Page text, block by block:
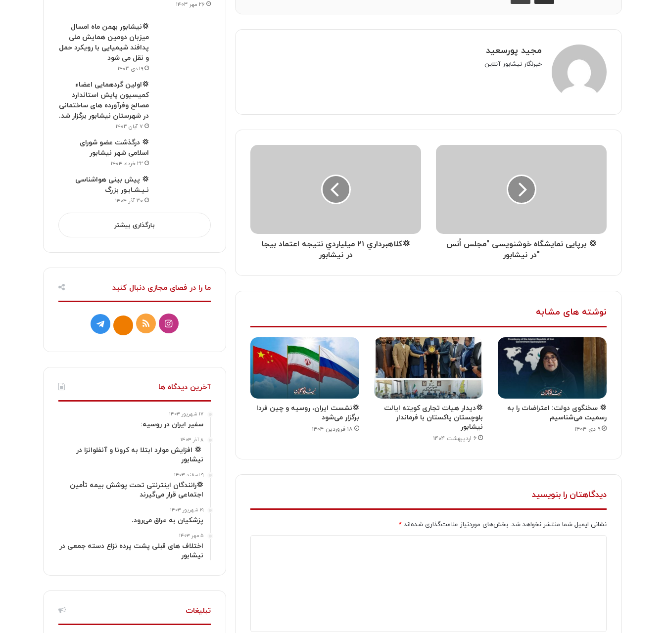
مجید پورسعید
خبرنگار نیشابور آنلاین
💢 برپایی نمایشگاه خوشنویسی "مجلس اُنس
"در نیشابور
💢كلاهبرداري ۲۱ ميلياردي نتيجه اعتماد بیجا
در نیشابور
نوشته های مشابه
💢 سخنگوی دولت: اعتراضات را به
رسمیت می‌شناسیم
۹ دی ۱۴۰۴
💢دیدار هیات تجاری کویته ایالت
بلوچستان پاکستان با فرماندار
نیشابور
۶ اردیبهشت ۱۴۰۴
💢نشست ایران، روسیه و چین فردا
برگزار می‌شود
۱۸ فروردین ۱۴۰۴
دیدگاهتان را بنویسید
نشانی ایمیل شما منتشر نخواهد شد. بخش‌های موردنیاز علامت‌گذاری شده‌اند *
۲۶ مهر ۱۴۰۳
💢نیشابور بهمن ماه امسال
میزبان دومین همایش ملی
پدافند شیمیایی با رویکرد حمل
و نقل می شود
۱۹ دی ۱۴۰۳
💢اولین گردهمایی اعضاء
کميسیون پایش استاندارد
مصالح وفرآورده های ساختمانی
در شهرستان نیشابور برگزار شد.
۷ آبان ۱۴۰۳
💢 درگذشت عضو شورای
اسلامی شهر نیشابور
۲۲ خرداد ۱۴۰۴
💢 پیش بینی هواشناسی
نـیـشـابـور بزرگ
۳۰ آذر ۱۴۰۴
بارگذاری بیشتر
ما را در فصای مجازی دنبال کنید
ا
س
ت
ا
م
خ
ک
ت
ا
آخرین دیدگاه ها
۱۷ شهریور ۱۴۰۳
سفیر ایران در روسیه:
۸ آذر ۱۴۰۳
‍ 💢 افزایش موارد ابتلا به کرونا و آنفلوانزا در
نیشابور
۹ اسفند ۱۴۰۳
💢رانندگان اینترنتی تحت پوشش بیمه تأمین
اجتماعی قرار می‌گیرند
۱۹ شهریور ۱۴۰۳
پزشکیان به عراق می‌رود.
۵ مهر ۱۴۰۳
اختلاف های قبلی پشت پرده نزاع دسته جمعی در
نیشابور
تبلیغات